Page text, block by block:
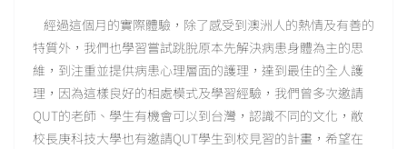
經過這個月的實際體驗，除了感受到澳洲人的熱情及有善的
特質外，我們也學習嘗試跳脫原本先解決病患身體為主的思
維，到注重並提供病患心理層面的護理，達到最佳的全人護
理，因為這樣良好的相處模式及學習經驗，我們曾多次邀請
QUT的老師、學生有機會可以到台灣，認識不同的文化，敝
校長庚科技大學也有邀請QUT學生到校見習的計畫，希望在